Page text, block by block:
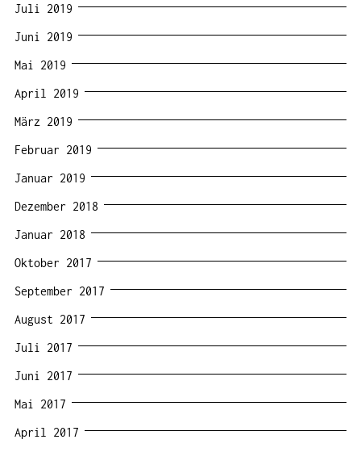
Juli 2019
Juni 2019
Mai 2019
April 2019
März 2019
Februar 2019
Januar 2019
Dezember 2018
Januar 2018
Oktober 2017
September 2017
August 2017
Juli 2017
Juni 2017
Mai 2017
April 2017